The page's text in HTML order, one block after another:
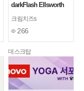
darkFlash Ellsworth
용기
크림치즈s
266
데스크탑